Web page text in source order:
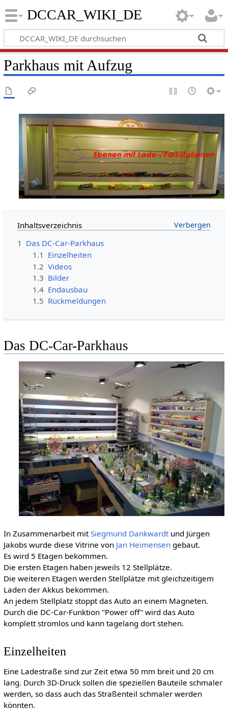
DCCAR_WIKI_DE
Parkhaus mit Aufzug
Inhaltsverzeichnis
1 Das DC-Car-Parkhaus
1.1 Einzelheiten
1.2 Videos
1.3 Bilder
1.4 Endausbau
1.5 Rückmeldungen
Das DC-Car-Parkhaus
In Zusammenarbeit mitSiegmund Dankwardtund Jürgen
Jakobs wurde diese Vitrine von Jan Heimensengebaut.
Es wird 5 Etagen bekommen.
Die ersten Etagen haben jeweils 12 Stellplätze.
Die weiteren Etagen werden Stellplätze mit gleichzeitigem
Laden der Akkus bekommen.
An jedem Stellplatz stoppt das Auto an einem Magneten.
Durch die DC-Car-Funktion "Power off" wird das Auto
komplett stromlos und kann tagelang dort stehen.
Einzelheiten
Eine Ladestraße sind zur Zeit etwa 50 mm breit und 20 cm
lang. Durch 3D-Druck sollen die speziellen Bauteile schmaler
werden, so dass auch das Straßenteil schmaler werden
könnten.